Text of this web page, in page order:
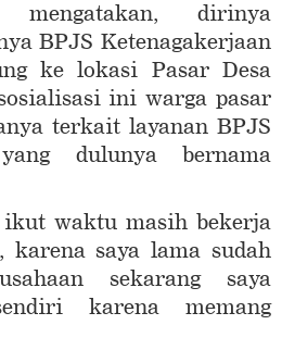
dirinya
BPJS Ketenagakerjaan
ke lokasi Pasar Desa
ini warga pasar
terkait layanan BPJS
yang dulunya bernama
ikut waktu masih bekerja
karena saya lama sudah
sekarang saya
karena memang